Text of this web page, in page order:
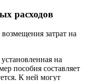
расходов
затрат на
на
пособия составляет
К ней могут